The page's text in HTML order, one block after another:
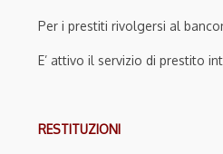
Per i prestiti rivolgersi al
E’ attivo il servizio di prestito
RESTITUZIONI